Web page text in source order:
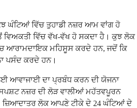
ਘੰਟਿਆਂ ਵਿੱਚ ਤੁਹਾਡੀ ਨਜ਼ਰ ਆਮ ਵਾਂਗ ਹੋ
ਵਿਅਕਤੀ ਵਿੱਚ ਵੱਖ-ਵੱਖ ਹੋ ਸਕਦਾ ਹੈ। ਕੁਝ ਲੋਕ
ਆਰਾਮਦਾਇਕ ਮਹਿਸੂਸ ਕਰਦੇ ਹਨ, ਜਦੋਂ ਕਿ
ਪਸੰਦ ਕਰਦੇ ਹਨ।
ਆਵਾਜਾਈ ਦਾ ਪ੍ਰਬੰਧ ਕਰਨ ਦੀ ਯੋਜਨਾ
ਨਜ਼ਰ ਦੀ ਲੋੜ ਵਾਲੀਆਂ ਮਹੱਤਵਪੂਰਨ
ਜ਼ਿਆਦਾਤਰ ਲੋਕ ਆਪਣੇ ਟੀਕੇ ਦੇ 24 ਘੰਟਿਆਂ ਦੇ